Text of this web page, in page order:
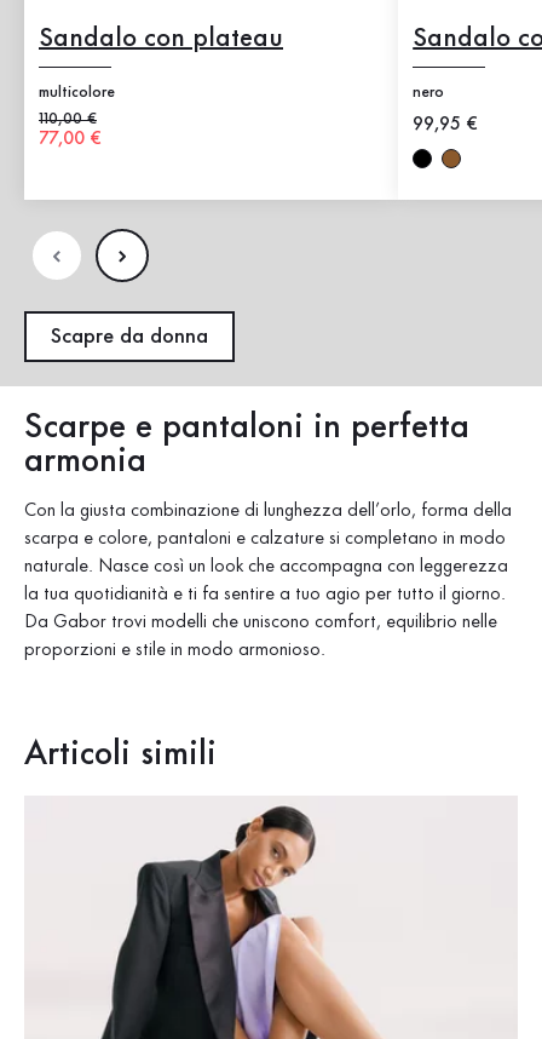
Sandalo con plateau
multicolore
Prezzo precedente
110,00 €
Nuovo prezzo
77,00 €
Sandalo
nero
Nuovo prezzo
99,95 €
Scapre da donna
Scarpe e pantaloni in perfetta
armonia
Con la giusta combinazione di lunghezza dell’orlo, forma della
scarpa e colore, pantaloni e calzature si completano in modo
naturale. Nasce così un look che accompagna con leggerezza
la tua quotidianità e ti fa sentire a tuo agio per tutto il giorno.
Da Gabor trovi modelli che uniscono comfort, equilibrio nelle
proporzioni e stile in modo armonioso.
Articoli simili